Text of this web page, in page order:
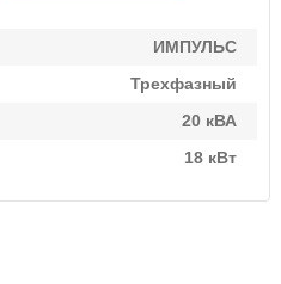
ИМПУЛЬС
Трехфазный
20 кВА
18 кВт